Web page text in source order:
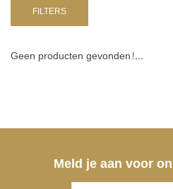
NURSERY / TABLEWARE
FILTERS
Geen producten gevonden!...
Meld je aan voor